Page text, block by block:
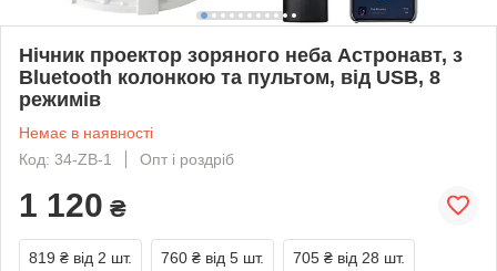
Нічник проектор зоряного неба Астронавт, з
Bluetooth колонкою та пультом, від USB, 8
режимів
Немає в наявності
Код: 34-ZB-1
Опт і роздріб
1 120 ₴
819 ₴ від 2 шт. 760 ₴ від 5 шт. 705 ₴ від 28 шт.